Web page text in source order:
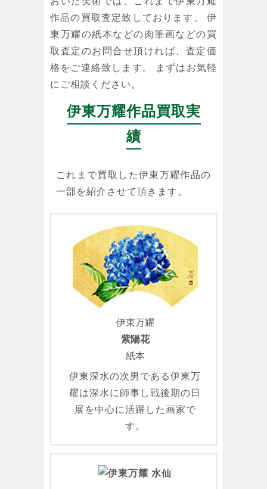
作品の買取査定致しております。 伊
東万耀の紙本などの肉筆画などの買
取査定のお問合せ頂ければ、査定価
格をご連絡致します。 まずはお気軽
にご相談ください。
伊東万耀作品買取実
績
これまで買取した伊東万耀作品の
一部を紹介させて頂きます。
伊東万耀
紫陽花
紙本
伊東深水の次男である伊東万
耀は深水に師事し戦後期の日
展を中心に活躍した画家で
す。